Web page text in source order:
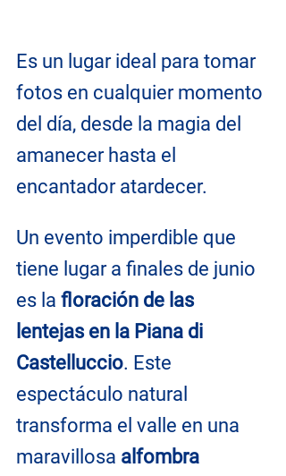
Es un lugar ideal para tomar
fotos en cualquier momento
del día, desde la magia del
amanecer hasta el
encantador atardecer.
Un evento imperdible que
tiene lugar a finales de junio
es la floración de las
lentejas en la Piana di
Castelluccio. Este
espectáculo natural
transforma el valle en una
maravillosa alfombra